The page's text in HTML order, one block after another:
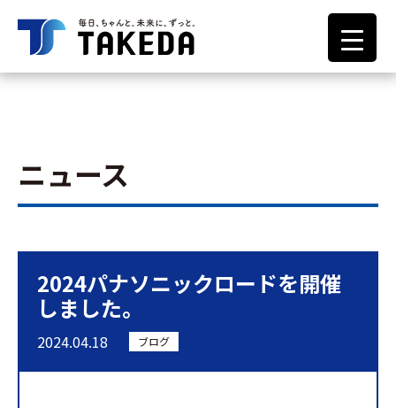
ニュース
2024パナソニックロードを開催
しました。
2024.04.18 ブログ